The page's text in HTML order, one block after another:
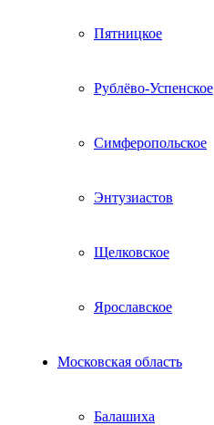
Пятницкое
Рублёво-Успенское
Симферопольское
Энтузиастов
Щелковское
Ярославское
Московская область
Балашиха